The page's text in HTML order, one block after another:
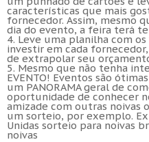
características que mais
fornecedor. Assim, mesmo
dia do evento, a feira terá
4. Leve uma planilha com
investir em cada
de extrapolar seu
5. Mesmo que não tenha
EVENTO! Eventos são
um PANORAMA geral de
oportunidade de conhecer
amizade com outras noivas
um sorteio, por exemplo.
Unidas sorteio para noivas
noivas